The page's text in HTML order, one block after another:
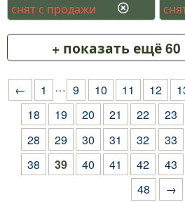
снят с продажи
+ показать ещё 60
← 1 … 9 10 11 12
18
19 20 21 22 23
28
29 30 31 32 33
38
39 40 41 42 43
48
→